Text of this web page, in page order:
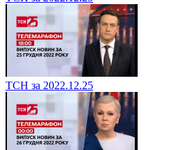
ТСН за 2022.12.25